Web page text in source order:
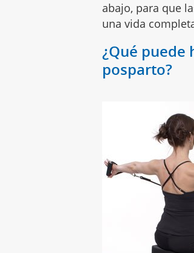
abajo, para que
una vida
¿Qué puede
posparto?